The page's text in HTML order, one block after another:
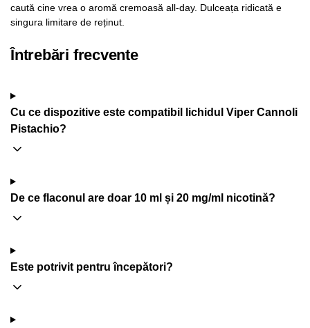
caută cine vrea o aromă cremoasă all-day. Dulceața ridicată e
singura limitare de reținut.
Întrebări frecvente
Cu ce dispozitive este compatibil lichidul Viper Cannoli
Pistachio?
De ce flaconul are doar 10 ml și 20 mg/ml nicotină?
Este potrivit pentru începători?